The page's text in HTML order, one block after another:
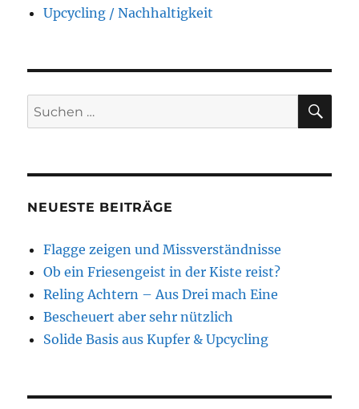
Upcycling / Nachhaltigkeit
Suchen
nach:
NEUESTE BEITRÄGE
Flagge zeigen und Missverständnisse
Ob ein Friesengeist in der Kiste reist?
Reling Achtern – Aus Drei mach Eine
Bescheuert aber sehr nützlich
Solide Basis aus Kupfer & Upcycling